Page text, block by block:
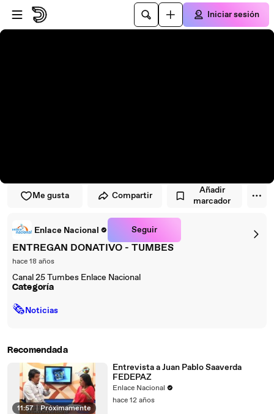
Saltar al reproductor
Saltar al contenido principal
Iniciar sesión
Me gusta Compartir
Añadir
marcador
Enlace Nacional Seguir
ENTREGAN DONATIVO - TUMBES
hace 18 años
Canal 25 Tumbes Enlace Nacional
Categoría
🗞Noticias
Recomendada
11:57 | Próximamente
Entrevista a Juan Pablo Saaverda
FEDEPAZ
Enlace Nacional
hace 12 años